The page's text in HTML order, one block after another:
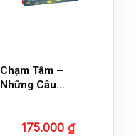
Chạm Tâm –
Những Câu
175.000 ₫